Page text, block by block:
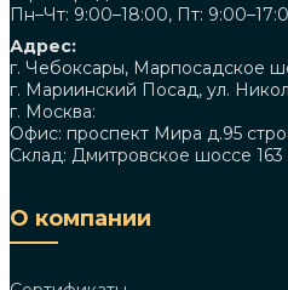
Пн–Чт: 9:00–18:00, Пт:
Адрес:
г. Чебоксары, Марпосадское
г. Мариинский Посад, ул.
г. Москва:
Офис: проспект Мира д.95
Склад: Дмитровское шоссе
О компании